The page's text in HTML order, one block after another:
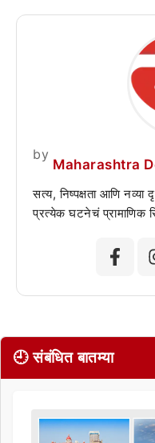
by
Maharashtra
सत्य, निष्पक्षता आणि नव्या
प्रत्येक घटनेचं प्रामाणिक
🕘 संबंधित बातम्या